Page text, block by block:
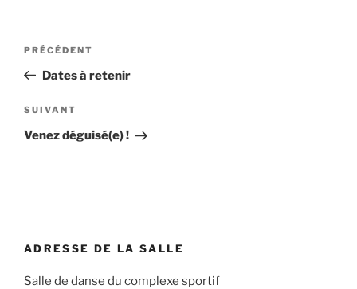
Navigation
l’article
Article
précédent
PRÉCÉDENT
Dates à retenir
Article
suivant
SUIVANT
Venez déguisé(e) !
ADRESSE DE LA SALLE
Salle de danse du complexe sportif